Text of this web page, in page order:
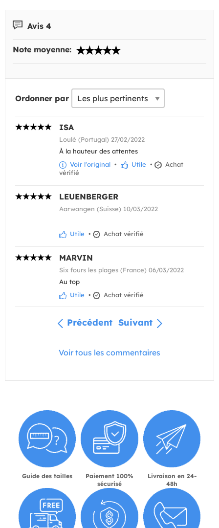
Avis 4
Note moyenne:
Ordonner par
ISA
Loulé (Portugal) 27/02/2022
À la hauteur des attentes
Voir l'original • Utile •
Achat
vérifié
LEUENBERGER
Aarwangen (Suisse) 10/03/2022
Utile • Achat vérifié
MARVIN
Six fours les plages (France) 06/03/2022
Au top
Utile • Achat vérifié
Précédent Suivant
Voir tous les commentaires
Guide des tailles
Paiement 100%
sécurisé
Livraison en 24-
48h